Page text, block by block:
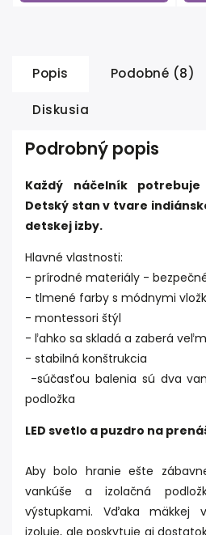
Popis Podobné (8)
Diskusia
Podrobný popis
Každý náčelník
Detský stan v tvare
detskej izby.
Hlavné vlastnosti:
- prírodné materiály -
- tlmené farby s módnymi
- montessori štýl
- ľahko sa skladá a zaberá
- stabilná konštrukcia
-súčasťou balenia sú dva
podložka
LED svetlo a puzdro na
Aby bolo hranie ešte
vankúše a izolačná
výstupkami. Vďaka mäkkej